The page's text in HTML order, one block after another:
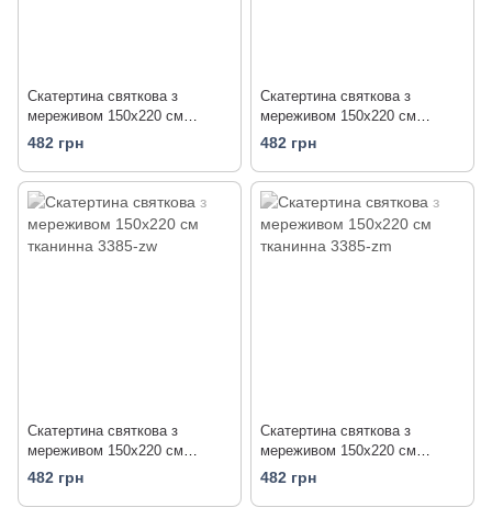
Скатертина святкова з
мереживом 150x220 см
тканинна 3385-dm
482 грн
Скатертина святкова з
мереживом 150x220 см
тканинна 3385-dkr
482 грн
Скатертина святкова з
мереживом 150x220 см
тканинна 3385-zw
482 грн
Скатертина святкова з
мереживом 150x220 см
тканинна 3385-zm
482 грн